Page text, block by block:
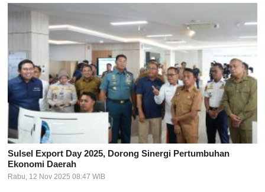
Sulsel Export Day 2025, Dorong Sinergi Pertumbuhan
Ekonomi Daerah
Rabu, 12 Nov 2025 08:47 WIB